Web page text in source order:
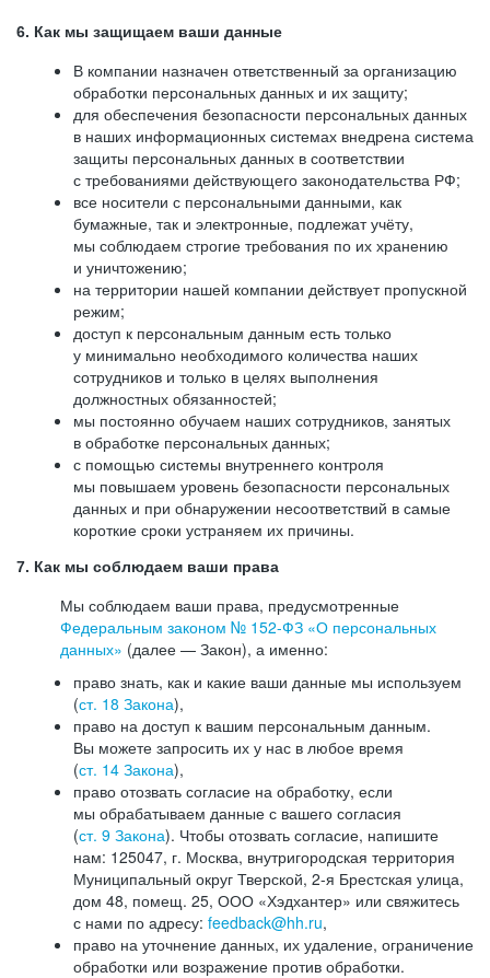
6. Как мы защищаем ваши данные
В компании назначен ответственный за организацию
обработки персональных данных и их защиту;
для обеспечения безопасности персональных данных
в наших информационных системах внедрена система
защиты персональных данных в соответствии
с требованиями действующего законодательства РФ;
все носители с персональными данными, как
бумажные, так и электронные, подлежат учёту,
мы соблюдаем строгие требования по их хранению
и уничтожению;
на территории нашей компании действует пропускной
режим;
доступ к персональным данным есть только
у минимально необходимого количества наших
сотрудников и только в целях выполнения
должностных обязанностей;
мы постоянно обучаем наших сотрудников, занятых
в обработке персональных данных;
с помощью системы внутреннего контроля
мы повышаем уровень безопасности персональных
данных и при обнаружении несоответствий в самые
короткие сроки устраняем их причины.
7. Как мы соблюдаем ваши права
Мы соблюдаем ваши права, предусмотренные
Федеральным законом № 152-ФЗ «О персональных
данных» (далее — Закон), а именно:
право знать, как и какие ваши данные мы используем
(ст. 18 Закона),
право на доступ к вашим персональным данным.
Вы можете запросить их у нас в любое время
(ст. 14 Закона),
право отозвать согласие на обработку, если
мы обрабатываем данные с вашего согласия
(ст. 9 Закона). Чтобы отозвать согласие, напишите
нам: 125047, г. Москва, внутригородская территория
Муниципальный округ Тверской, 2-я Брестская улица,
дом 48, помещ. 25, ООО «Хэдхантер» или свяжитесь
с нами по адресу: feedback@hh.ru,
право на уточнение данных, их удаление, ограничение
обработки или возражение против обработки.